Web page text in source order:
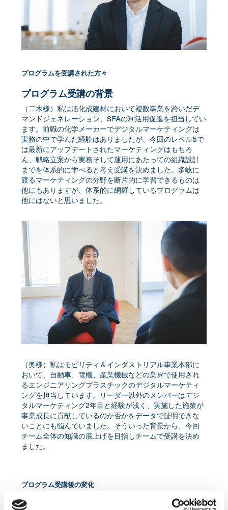
プログラムを受講された方々
プログラム受講の背景
（二木様）私は旭化成建材において複数事業を跨いだデ
マンドジェネレーション、SFAの利活用促進を担当してい
ます。前職の化学メーカーでデジタルマーケティングは
実務の中で学んだ経験はありましたが、今回のレベル5で
は最新にアップデートされたマーケティングはもちろ
ん、戦略立案から実務そして運用にあたっての組織設計
までを体系的に学べると考え受講を決めました。多岐に
渡るマーケティングの分野を断片的に学習できるものは
他にもありますが、体系的に網羅しているプログラムは
他にはないと思いました。
（奥様）私はモビリティ＆インダストリアル事業本部に
おいて、自動車、電機、産業機械などの業界で使用され
るエンジニアリングプラスチックのデジタルマーケティ
ングを担当しています。リーダー以外のメンバーはデジ
タルマーケティング2年目と経験が浅く、実施した施策が
事業成長に貢献しているのか否かをデータで証明できな
いことにも悩んでいました。そういった背景から、今回
チーム全体の知識の底上げを目指しチームで受講を決め
ました。
プログラム受講後の変化
プログラムの印象や感想